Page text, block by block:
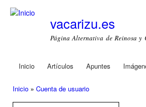
vacarizu.es
Página Alternativa de Reinosa y
Main menu
Inicio Artículos Apuntes
Inicio » Cuenta de usuario